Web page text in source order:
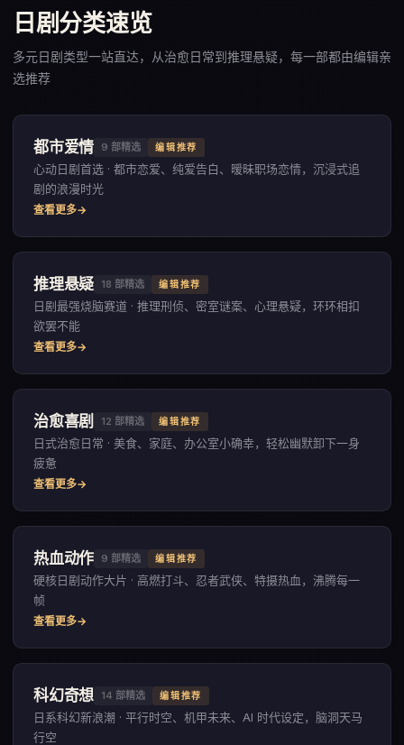
日剧分类速览
多元日剧类型一站直达，从治愈日常到推理悬疑，每一部都由编辑亲
选推荐
都市爱情 9 部精选 编辑推荐
心动日剧首选 · 都市恋爱、纯爱告白、暧昧职场恋情，沉浸式追
剧的浪漫时光
查看更多
推理悬疑 18 部精选 编辑推荐
日剧最强烧脑赛道 · 推理刑侦、密室谜案、心理悬疑，环环相扣
欲罢不能
查看更多
治愈喜剧 12 部精选 编辑推荐
日式治愈日常 · 美食、家庭、办公室小确幸，轻松幽默卸下一身
疲惫
查看更多
热血动作 9 部精选 编辑推荐
硬核日剧动作大片 · 高燃打斗、忍者武侠、特摄热血，沸腾每一
帧
查看更多
科幻奇想 14 部精选 编辑推荐
日系科幻新浪潮 · 平行时空、机甲未来、AI 时代设定，脑洞天马
行空